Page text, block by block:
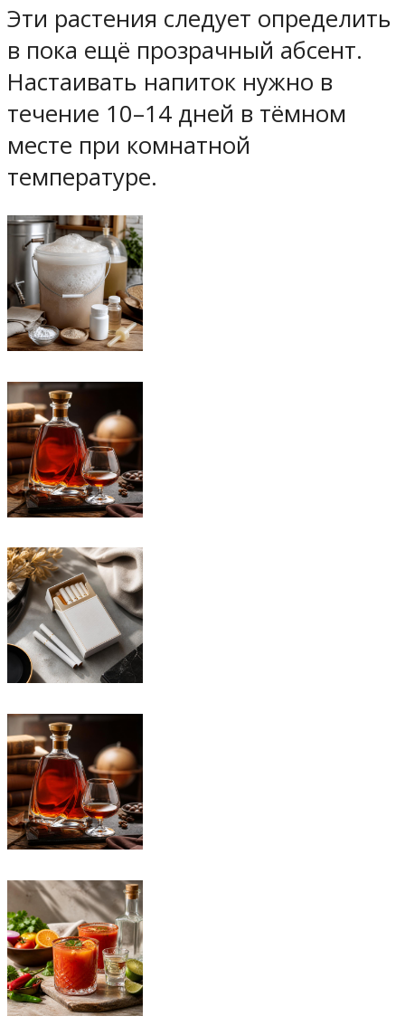
Эти растения следует определить
в пока ещё прозрачный абсент.
Настаивать напиток нужно в
течение 10–14 дней в тёмном
месте при комнатной
температуре.